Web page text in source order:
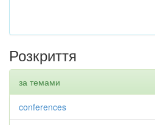
Розкриття
за темами
conferences